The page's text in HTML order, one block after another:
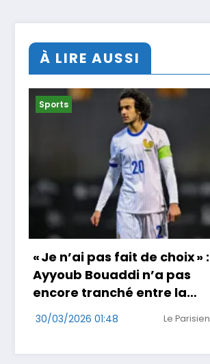
À LIRE AUSSI
Sports
Un tournoi international de
foot en marchant dans
cette commune de Loire-
Atlantique
29/03/2026 17:49 Ouest-France